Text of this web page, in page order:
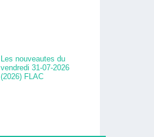
Les nouveautes du
vendredi 31-07-2026
(2026) FLAC